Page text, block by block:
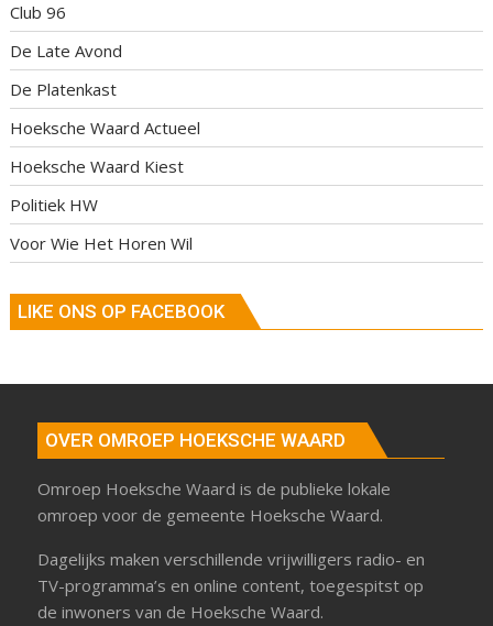
Club 96
De Late Avond
De Platenkast
Hoeksche Waard Actueel
Hoeksche Waard Kiest
Politiek HW
Voor Wie Het Horen Wil
LIKE ONS OP FACEBOOK
OVER OMROEP HOEKSCHE WAARD
Omroep Hoeksche Waard is de publieke lokale
omroep voor de gemeente Hoeksche Waard.
Dagelijks maken verschillende vrijwilligers radio- en
TV-programma’s en online content, toegespitst op
de inwoners van de Hoeksche Waard.